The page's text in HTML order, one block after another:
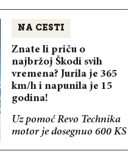
NA CESTI
Znate li priču o
najbržoj Škodi svih
vremena? Jurila je 365
km/h i napunila je 15
godina!
Uz pomoć Revo Technika
motor je dosegnuo 600 KS